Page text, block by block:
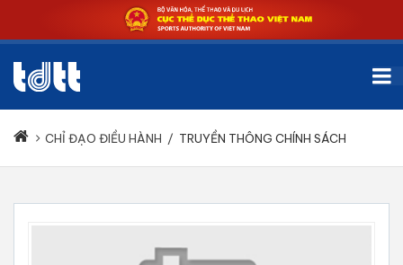
CHỈ ĐẠO ĐIỀU HÀNH / TRUYỀN THÔNG CHÍNH SÁCH